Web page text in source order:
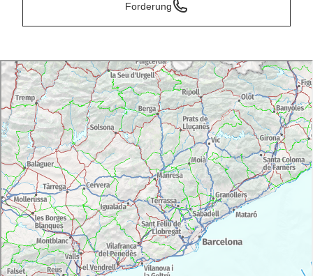
Forderung